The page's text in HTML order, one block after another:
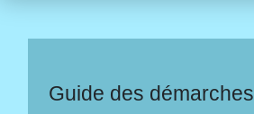
Guide des démarches